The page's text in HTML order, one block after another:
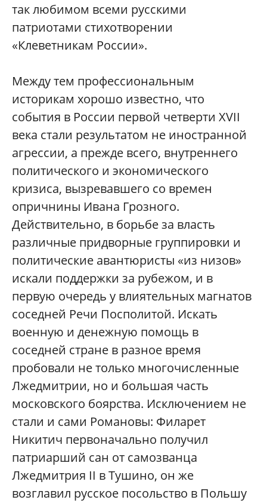
так любимом всеми русскими
патриотами стихотворении
«Клеветникам России».
Между тем профессиональным
историкам хорошо известно, что
события в России первой четверти XVII
века стали результатом не иностранной
агрессии, а прежде всего, внутреннего
политического и экономического
кризиса, вызревавшего со времен
опричнины Ивана Грозного.
Действительно, в борьбе за власть
различные придворные группировки и
политические авантюристы «из низов»
искали поддержки за рубежом, и в
первую очередь у влиятельных магнатов
соседней Речи Посполитой. Искать
военную и денежную помощь в
соседней стране в разное время
пробовали не только многочисленные
Лжедмитрии, но и большая часть
московского боярства. Исключением не
стали и сами Романовы: Филарет
Никитич первоначально получил
патриарший сан от самозванца
Лжедмитрия II в Тушино, он же
возглавил русское посольство в Польшу